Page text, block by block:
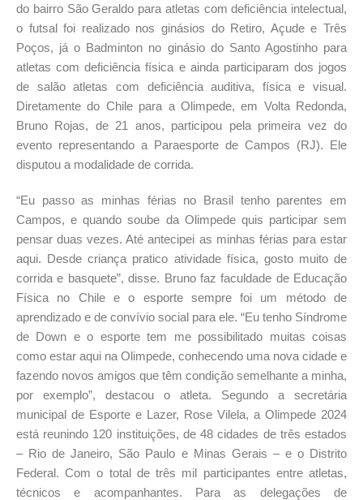
do bairro São Geraldo para atletas com deficiência intelectual,
o futsal foi realizado nos ginásios do Retiro, Açude e Três
Poços, já o Badminton no ginásio do Santo Agostinho para
atletas com deficiência física e ainda participaram dos jogos
de salão atletas com deficiência auditiva, física e visual.
Diretamente do Chile para a Olimpede, em Volta Redonda,
Bruno Rojas, de 21 anos, participou pela primeira vez do
evento representando a Paraesporte de Campos (RJ). Ele
disputou a modalidade de corrida.
“Eu passo as minhas férias no Brasil tenho parentes em
Campos, e quando soube da Olimpede quis participar sem
pensar duas vezes. Até antecipei as minhas férias para estar
aqui. Desde criança pratico atividade física, gosto muito de
corrida e basquete”, disse. Bruno faz faculdade de Educação
Física no Chile e o esporte sempre foi um método de
aprendizado e de convívio social para ele. “Eu tenho Síndrome
de Down e o esporte tem me possibilitado muitas coisas
como estar aqui na Olimpede, conhecendo uma nova cidade e
fazendo novos amigos que têm condição semelhante a minha,
por exemplo”, destacou o atleta. Segundo a secretária
municipal de Esporte e Lazer, Rose Vilela, a Olimpede 2024
está reunindo 120 instituições, de 48 cidades de três estados
– Rio de Janeiro, São Paulo e Minas Gerais – e o Distrito
Federal. Com o total de três mil participantes entre atletas,
técnicos e acompanhantes. Para as delegações de